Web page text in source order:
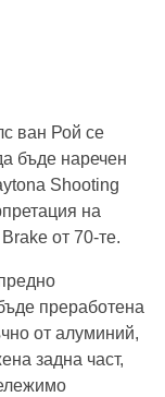
ван Рой се
бъде наречен
Shooting
на
от 70-те.
преработена
от алуминий,
задна част,